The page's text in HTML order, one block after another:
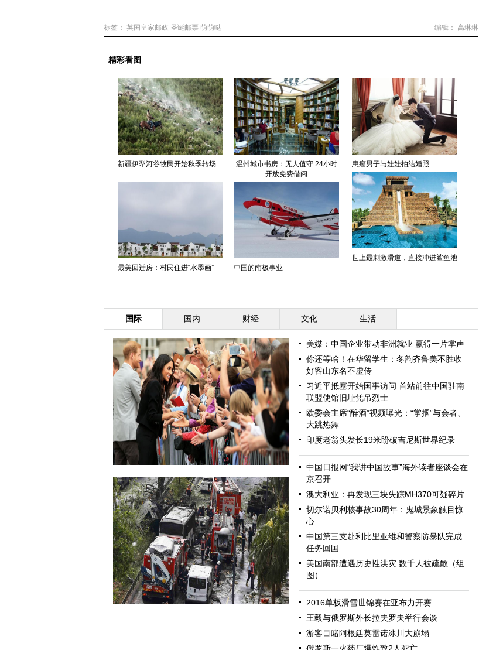
编辑： 高琳琳
标签： 英国皇家邮政 圣诞邮票 萌萌哒
精彩看图
新疆伊犁河谷牧民开始秋季转场
温州城市书房：无人值守 24小时
开放免费借阅
最美回迁房：村民住进“水墨画” 中国的南极事业
患癌男子与娃娃拍结婚照
世上最刺激滑道，直接冲进鲨鱼池
国际 国内 财经 文化 生活
哈里与梅根亮相都柏林街头接受民众欢迎
美媒：中国企业带动非洲就业 赢得一片掌声
你还等啥！在华留学生：冬韵齐鲁美不胜收
好客山东名不虚传
习近平抵塞开始国事访问 首站前往中国驻南
联盟使馆旧址凭吊烈士
欧委会主席“醉酒”视频曝光：“掌掴”与会者、
大跳热舞
印度老翁头发长19米盼破吉尼斯世界纪录
中国日报网“我讲中国故事”海外读者座谈会在
京召开
澳大利亚：再发现三块失踪MH370可疑碎片
切尔诺贝利核事故30周年：鬼城景象触目惊
心
中国第三支赴利比里亚维和警察防暴队完成
任务回国
美国南部遭遇历史性洪灾 数千人被疏散（组
图）
2016单板滑雪世锦赛在亚布力开赛
王毅与俄罗斯外长拉夫罗夫举行会谈
游客目睹阿根廷莫雷诺冰川大崩塌